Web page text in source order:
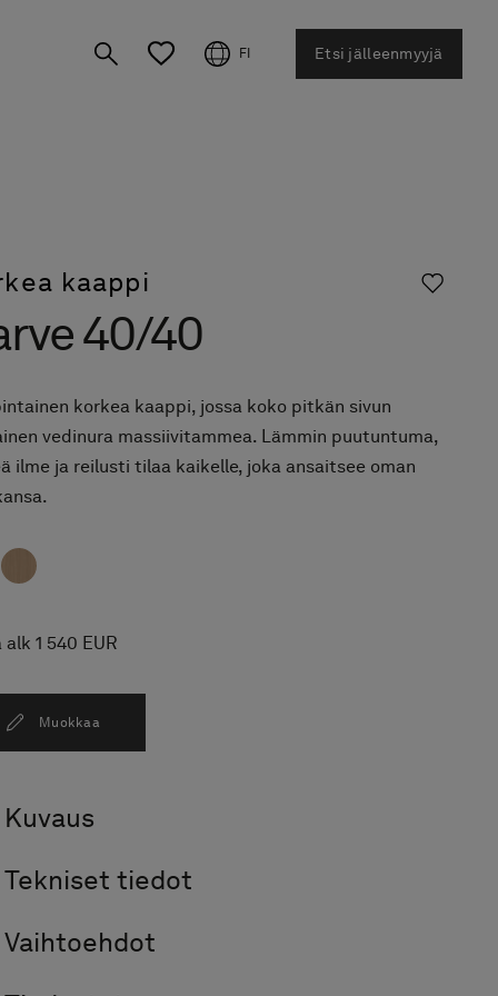
FI Etsi jälleenmyyjä
kaappi
40/40
korkea kaappi, jossa koko pitkän sivun
vedinura massiivitammea. Lämmin puutuntuma,
ilme ja reilusti tilaa kaikelle, joka ansaitsee oman
alk 1 540 EUR
Muokkaa
Kuvaus
Tekniset tiedot
Vaihtoehdot